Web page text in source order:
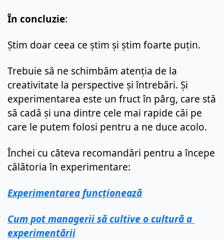
În concluzie:
Știm doar ceea ce știm și știm foarte puțin.
Trebuie să ne schimbăm atenția de la
creativitate la perspective și întrebări. Și
experimentarea este un fruct în pârg, care stă
să cadă și una dintre cele mai rapide căi pe
care le putem folosi pentru a ne duce acolo.
Închei cu câteva recomandări pentru a începe
călătoria în experimentare:
Experimentarea funcționează
Cum pot managerii să cultive o cultură a
experimentării